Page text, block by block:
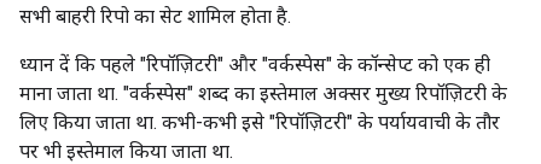
सभी बाहरी रिपो का सेट शामिल होता है.
ध्यान दें कि पहले "रिपॉज़िटरी" और "वर्कस्पेस" के कॉन्सेप्ट को एक ही
माना जाता था. "वर्कस्पेस" शब्द का इस्तेमाल अक्सर मुख्य रिपॉज़िटरी के
लिए किया जाता था. कभी-कभी इसे "रिपॉज़िटरी" के पर्यायवाची के तौर
पर भी इस्तेमाल किया जाता था.